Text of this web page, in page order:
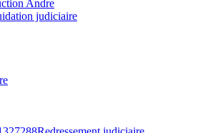
Andre
judiciaire